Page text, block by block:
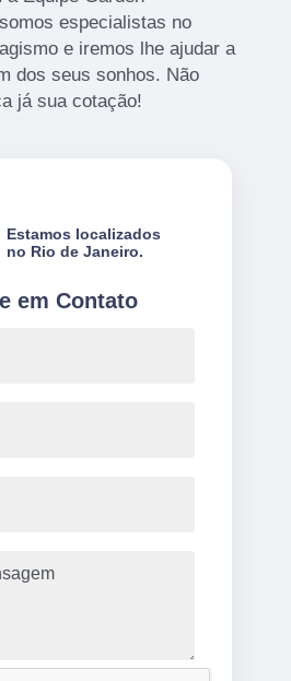
especialistas no
e iremos lhe ajudar a
dos seus sonhos. Não
já sua cotação!
em Contato
Estamos localizados
no Rio de Janeiro.